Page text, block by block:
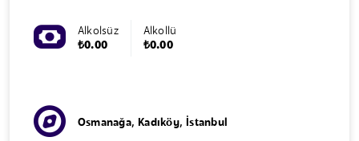
Alkolsüz
₺0.00
Alkollü
₺0.00
Osmanağa, Kadıköy, İstanbul